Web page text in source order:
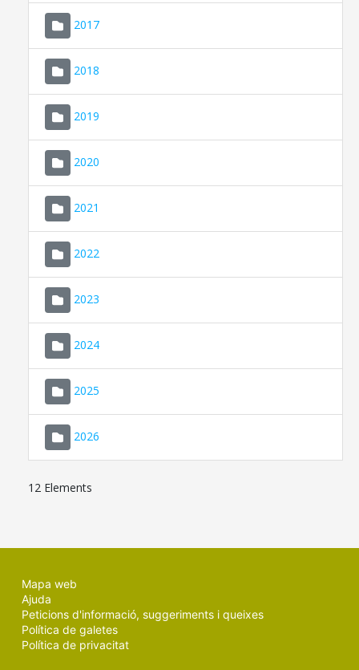
2017
2018
2019
2020
2021
2022
2023
2024
2025
2026
12 Elements
Mapa web
Ajuda
Peticions d'informació, suggeriments i queixes
Política de galetes
Política de privacitat